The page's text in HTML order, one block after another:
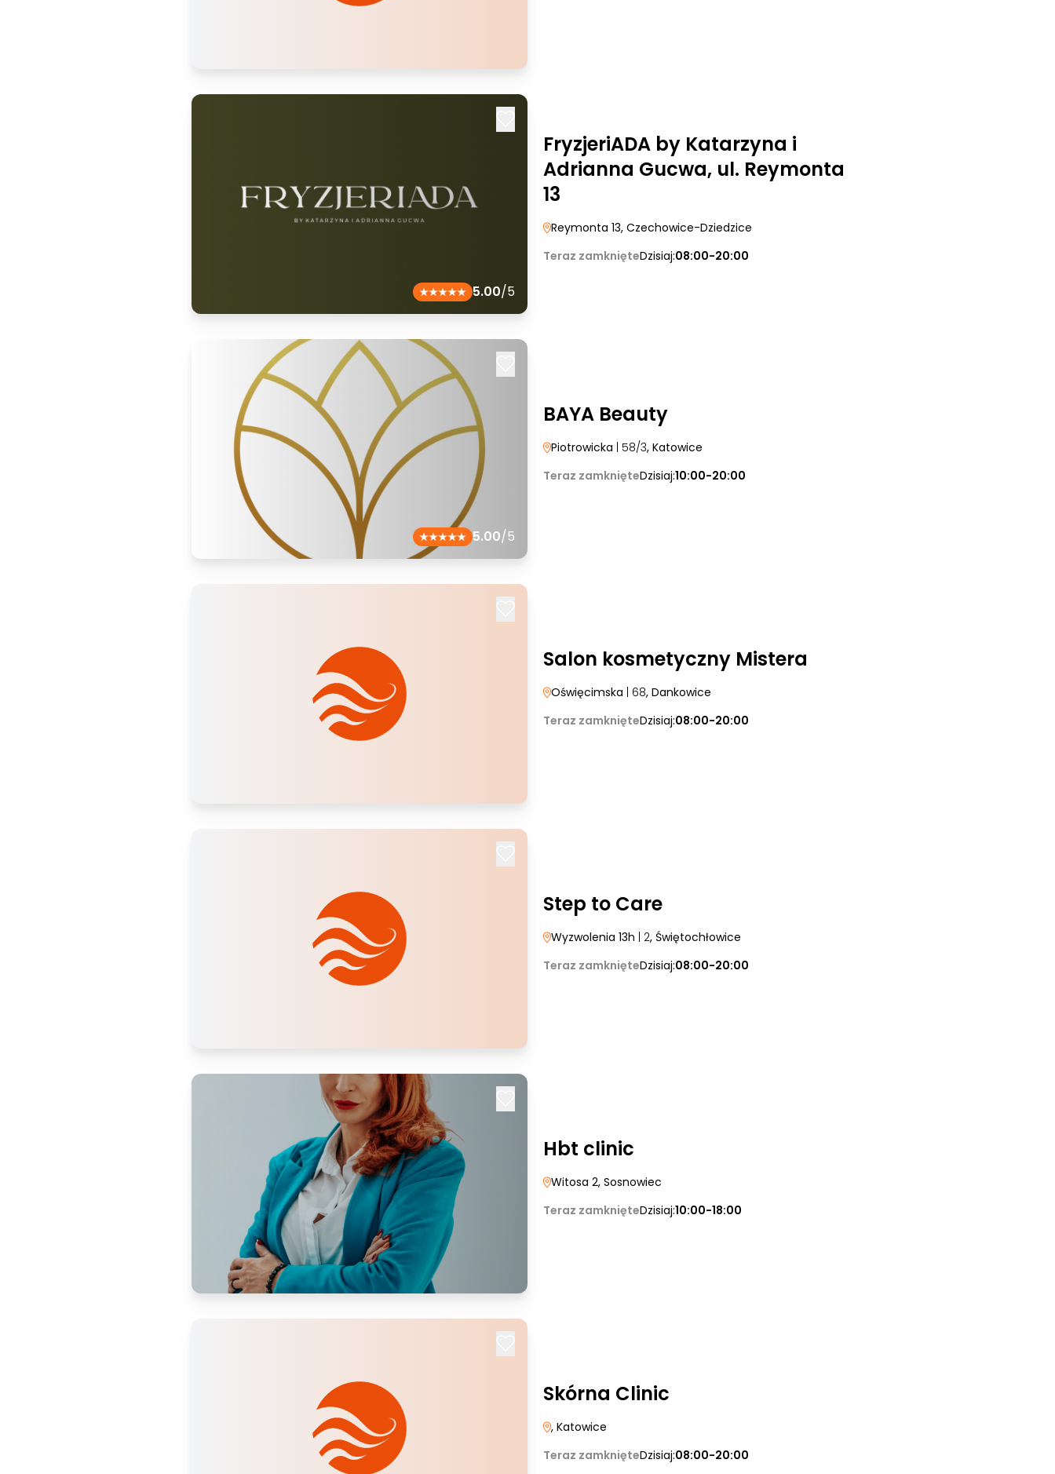
5.00/5
FryzjeriADA by Katarzyna i
Adrianna Gucwa, ul. Reymonta
13
Reymonta 13, Czechowice-Dziedzice
Teraz zamknięteDzisiaj:08:00-20:00
5.00/5
BAYA Beauty
Piotrowicka | 58/3, Katowice
Teraz zamknięteDzisiaj:10:00-20:00
Salon kosmetyczny Mistera
Oświęcimska | 68, Dankowice
Teraz zamknięteDzisiaj:08:00-20:00
Step to Care
Wyzwolenia 13h | 2, Świętochłowice
Teraz zamknięteDzisiaj:08:00-20:00
Hbt clinic
Witosa 2, Sosnowiec
Teraz zamknięteDzisiaj:10:00-18:00
Skórna Clinic
, Katowice
Teraz zamknięteDzisiaj:08:00-20:00